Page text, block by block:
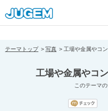
[pear_error:
prefix="" info=""]
テーマトップ 写真 工場や金属やコン
工場や金属やコ
このテーマ